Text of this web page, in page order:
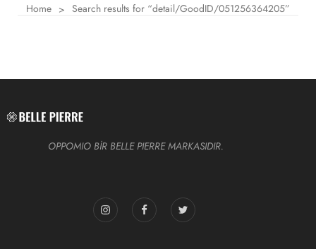
Home > Search results for “detail/GoodID/051256364205”
OPPOMIO BİR BELLE PIERRE MARKASIDIR.